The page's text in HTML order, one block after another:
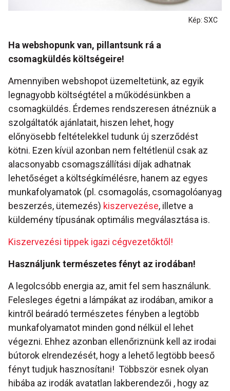
Kép: SXC
Ha webshopunk van, pillantsunk rá a
csomagküldés költségeire!
Amennyiben webshopot üzemeltetünk, az egyik
legnagyobb költségtétel a működésünkben a
csomagküldés. Érdemes rendszeresen átnéznük a
szolgáltatók ajánlatait, hiszen lehet, hogy
előnyösebb feltételekkel tudunk új szerződést
kötni. Ezen kívül azonban nem feltétlenül csak az
alacsonyabb csomagszállítási díjak adhatnak
lehetőséget a költségkímélésre, hanem az egyes
munkafolyamatok (pl. csomagolás, csomagolóanyag
beszerzés, ütemezés) kiszervezése, illetve a
küldemény típusának optimális megválasztása is.
Kiszervezési tippek igazi cégvezetőktől!
Használjunk természetes fényt az irodában!
A legolcsóbb energia az, amit fel sem használunk.
Felesleges égetni a lámpákat az irodában, amikor a
kintről beáradó természetes fényben a legtöbb
munkafolyamatot minden gond nélkül el lehet
végezni. Ehhez azonban ellenőriznünk kell az irodai
bútorok elrendezését, hogy a lehető legtöbb beeső
fényt tudjuk hasznosítani! Többször esnek olyan
hibába az irodák avatatlan lakberendezői , hogy az